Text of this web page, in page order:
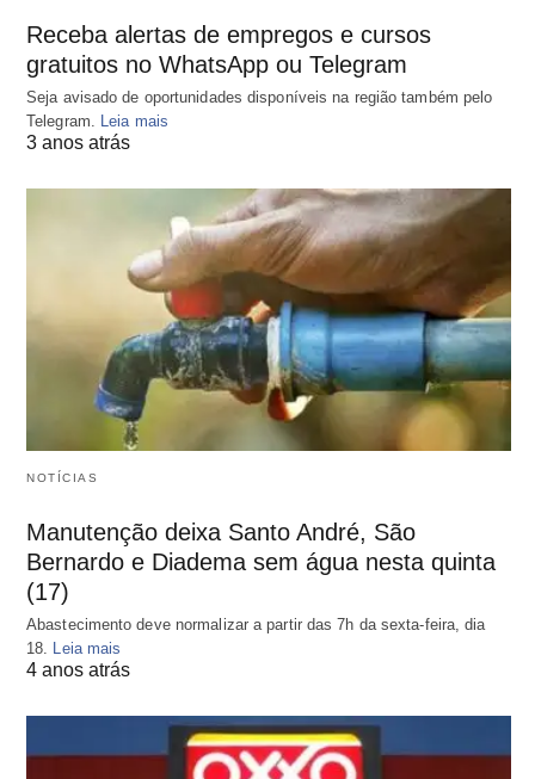
Receba alertas de empregos e cursos
gratuitos no WhatsApp ou Telegram
Seja avisado de oportunidades disponíveis na região também pelo
Telegram.
Leia mais
3 anos atrás
NOTÍCIAS
Manutenção deixa Santo André, São
Bernardo e Diadema sem água nesta quinta
(17)
Abastecimento deve normalizar a partir das 7h da sexta-feira, dia
18. Leia mais
4 anos atrás